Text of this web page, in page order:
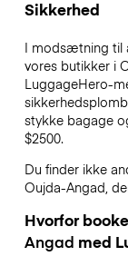
Sikkerhed
I modsætning til
vores butikker i
LuggageHero-
stykke bagage
$2500.
Du finder ikke
Oujda-Angad,
Hvorfor
Angad med